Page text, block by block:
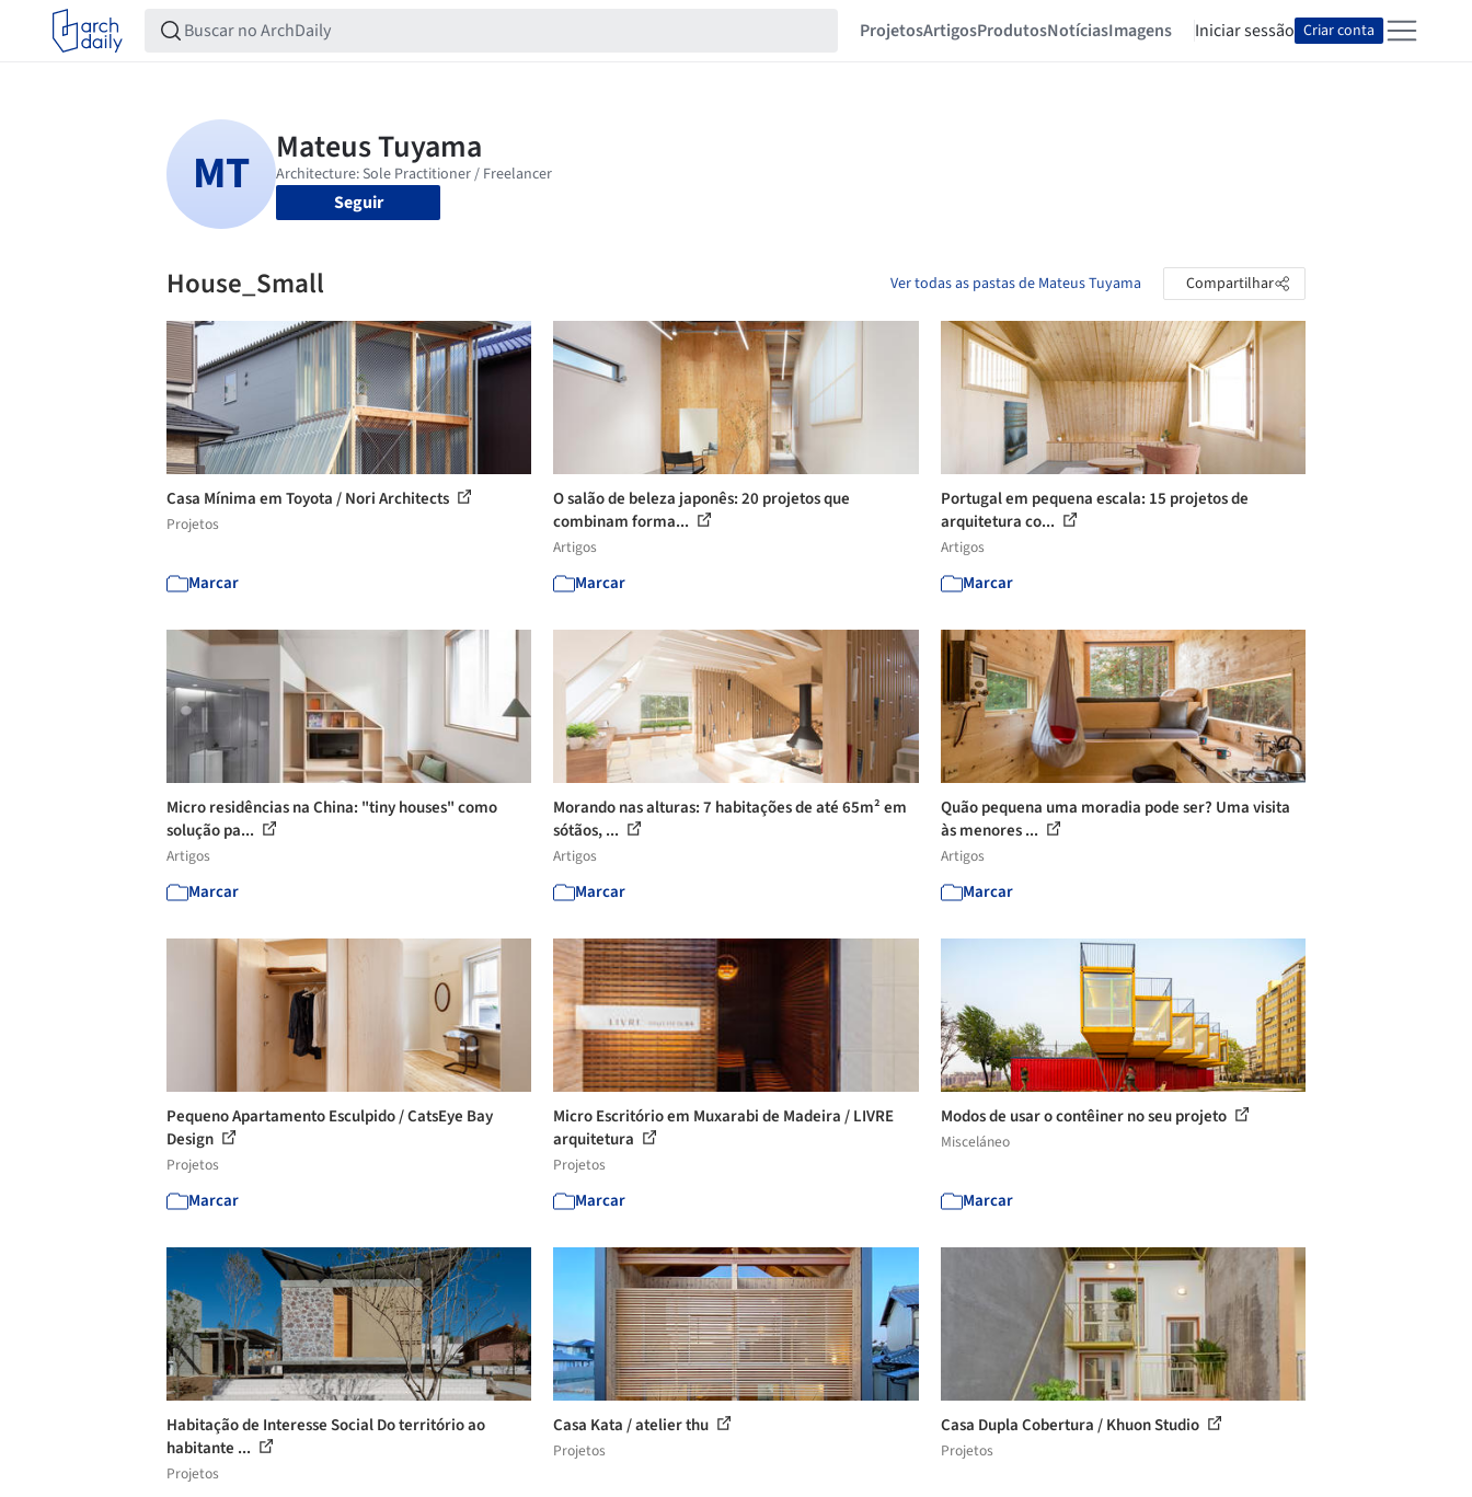
ProjetosArtigosProdutosNotíciasImagens Iniciar sessão Criar conta
Seguir
House_Small Ver todas as pastas de Mateus Tuyama Compartilhar
Casa Mínima em Toyota / Nori Architects
Projetos
Marcar
O salão de beleza japonês: 20 projetos que
combinam forma...
Artigos
Marcar
Portugal em pequena escala: 15 projetos de
arquitetura co...
Artigos
Marcar
Micro residências na China: "tiny houses" como
solução pa...
Artigos
Marcar
Morando nas alturas: 7 habitações de até 65m² em
sótãos, ...
Artigos
Marcar
Quão pequena uma moradia pode ser? Uma visita
às menores ...
Artigos
Marcar
Pequeno Apartamento Esculpido / CatsEye Bay
Design
Projetos
Marcar
Micro Escritório em Muxarabi de Madeira / LIVRE
arquitetura
Projetos
Marcar
Modos de usar o contêiner no seu projeto
Misceláneo
Marcar
Habitação de Interesse Social Do território ao
habitante ...
Projetos
Casa Kata / atelier thu
Projetos
Casa Dupla Cobertura / Khuon Studio
Projetos